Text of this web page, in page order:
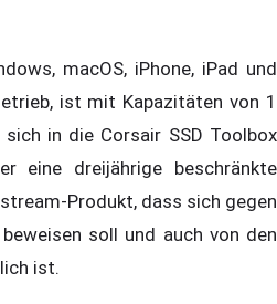
macOS, iPhone, iPad und
ist mit Kapazitäten von 1
in die Corsair SSD Toolbox
eine dreijährige beschränkte
Produkt, dass sich gegen
soll und auch von den
ist.